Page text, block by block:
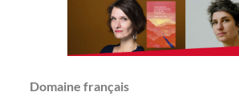
Domaine français